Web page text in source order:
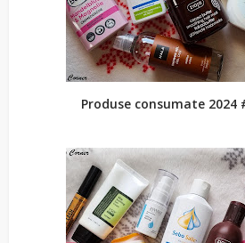
Produse consumate 2024